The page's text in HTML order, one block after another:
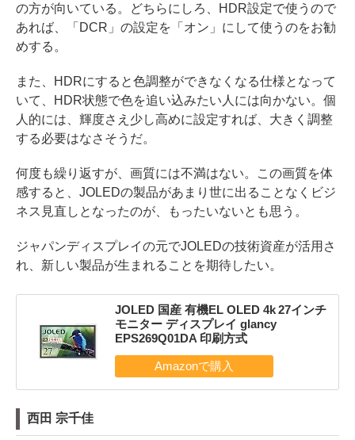
の方が向いている。どちらにしろ、HDR設定で使うので
あれば、「DCR」の設定を「オン」にして使うのをお勧
めする。
また、HDRにすると色調整ができなくなる仕様となって
いて、HDR状態で色を追い込みたい人には向かない。個
人的には、輝度さえ少し高めに設定すれば、大きく調整
する必要はなさそうだ。
何度も繰り返すが、画質には不満はない。この画質を体
感すると、JOLEDの製品があまり世に出ることなくビジ
ネス見直しとなったのが、もったいないとも思う。
ジャパンディスプレイの元でJOLEDの技術資産が活用さ
れ、新しい製品が生まれることを期待したい。
JOLED 国産 有機EL OLED 4k 27インチ
モニター ディスプレイ glancy
EPS269Q01DA 印刷方式
西田 宗千佳